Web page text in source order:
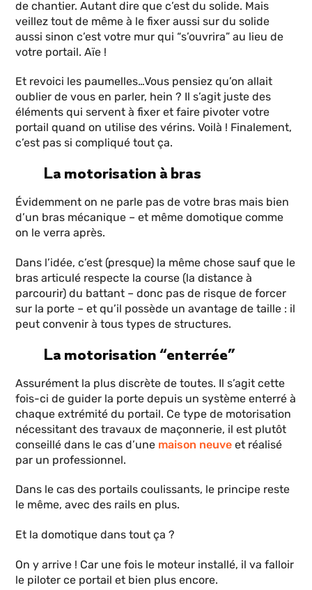
de chantier. Autant dire que c’est du solide. Mais
veillez tout de même à le fixer aussi sur du solide
aussi sinon c’est votre mur qui “s’ouvrira” au lieu de
votre portail. Aïe !
Et revoici les paumelles…Vous pensiez qu’on allait
oublier de vous en parler, hein ? Il s’agit juste des
éléments qui servent à fixer et faire pivoter votre
portail quand on utilise des vérins. Voilà ! Finalement,
c’est pas si compliqué tout ça.
La motorisation à bras
Évidemment on ne parle pas de votre bras mais bien
d’un bras mécanique – et même domotique comme
on le verra après.
Dans l’idée, c’est (presque) la même chose sauf que le
bras articulé respecte la course (la distance à
parcourir) du battant – donc pas de risque de forcer
sur la porte – et qu’il possède un avantage de taille : il
peut convenir à tous types de structures.
La motorisation “enterrée”
Assurément la plus discrète de toutes. Il s’agit cette
fois-ci de guider la porte depuis un système enterré à
chaque extrémité du portail. Ce type de motorisation
nécessitant des travaux de maçonnerie, il est plutôt
conseillé dans le cas d’une maison neuve et réalisé
par un professionnel.
Dans le cas des portails coulissants, le principe reste
le même, avec des rails en plus.
Et la domotique dans tout ça ?
On y arrive ! Car une fois le moteur installé, il va falloir
le piloter ce portail et bien plus encore.